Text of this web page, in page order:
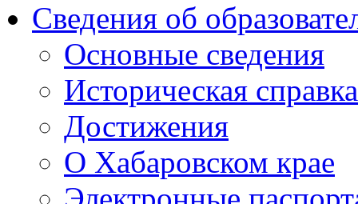
Сведения об
Основные сведения
Историческая справка
Достижения
О Хабаровском крае